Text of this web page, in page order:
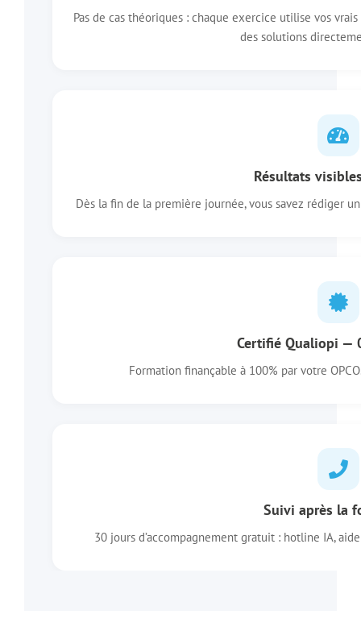
Pas de cas théoriques : chaque exercice utilise vos
des solutions
Résultats
Dès la fin de la première journée, vous savez rédiger
Certifié Qualiopi —
Formation finançable à 100% par votre
Suivi après la
30 jours d’accompagnement gratuit : hotline IA,